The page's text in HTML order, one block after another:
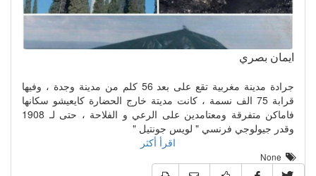
ايمان بصري
جرادة مدينة مغربية تقع على بعد 56 كلم من مدينة وجدة ، وفيها
قرابة 75 الف نسمة ، كانت مديتة خارج الحضارة كايعيشو سكانها
فاماكن متفرقة ومعتامدين على الرعي و الفلاحة ، حتى لـ 1908
وقدر جيولوجي فرنسي " لويس جونتيل "
اقرأ أكثر